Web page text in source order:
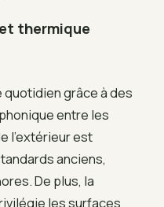
thermique
grâce à des
entre les
l’extérieur est
anciens,
De plus, la
les surfaces